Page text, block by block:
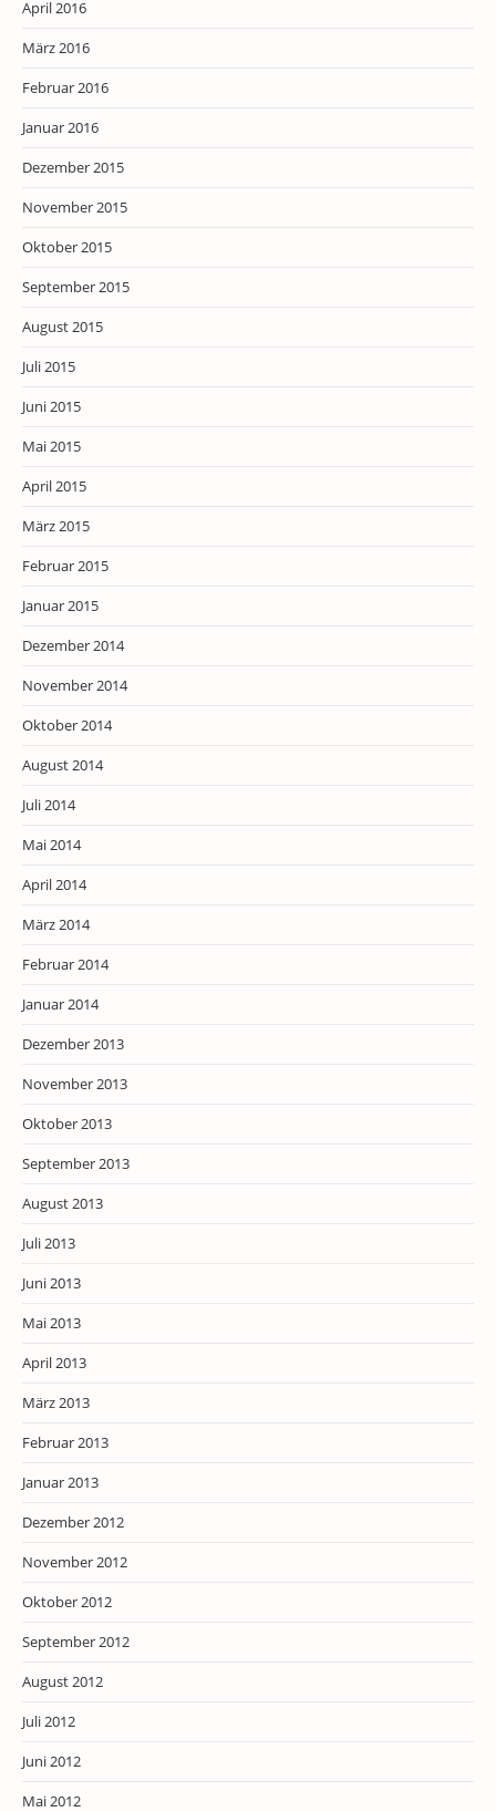
April 2016
März 2016
Februar 2016
Januar 2016
Dezember 2015
November 2015
Oktober 2015
September 2015
August 2015
Juli 2015
Juni 2015
Mai 2015
April 2015
März 2015
Februar 2015
Januar 2015
Dezember 2014
November 2014
Oktober 2014
August 2014
Juli 2014
Mai 2014
April 2014
März 2014
Februar 2014
Januar 2014
Dezember 2013
November 2013
Oktober 2013
September 2013
August 2013
Juli 2013
Juni 2013
Mai 2013
April 2013
März 2013
Februar 2013
Januar 2013
Dezember 2012
November 2012
Oktober 2012
September 2012
August 2012
Juli 2012
Juni 2012
Mai 2012